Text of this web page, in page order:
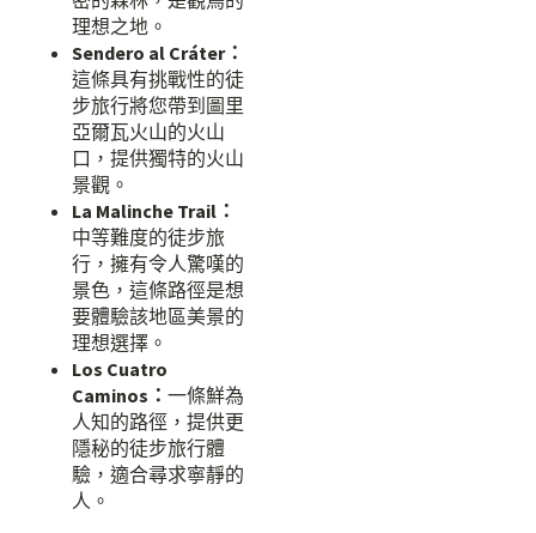
理想之地。
Sendero al Cráter：
這條具有挑戰性的徒
步旅行將您帶到圖里
亞爾瓦火山的火山
口，提供獨特的火山
景觀。
La Malinche Trail：
中等難度的徒步旅
行，擁有令人驚嘆的
景色，這條路徑是想
要體驗該地區美景的
理想選擇。
Los Cuatro
Caminos： 一條鮮為
人知的路徑，提供更
隱秘的徒步旅行體
驗，適合尋求寧靜的
人。